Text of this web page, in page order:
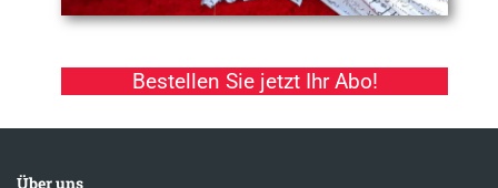
Bestellen Sie jetzt Ihr Abo!
Über uns